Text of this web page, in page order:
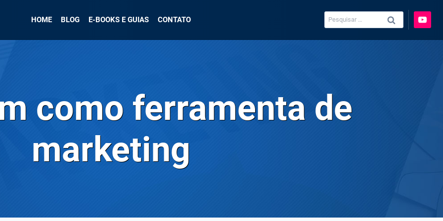
HOME BLOG E-BOOKS E GUIAS CONTATO
Pesquisar
por:
como ferramenta de
marketing